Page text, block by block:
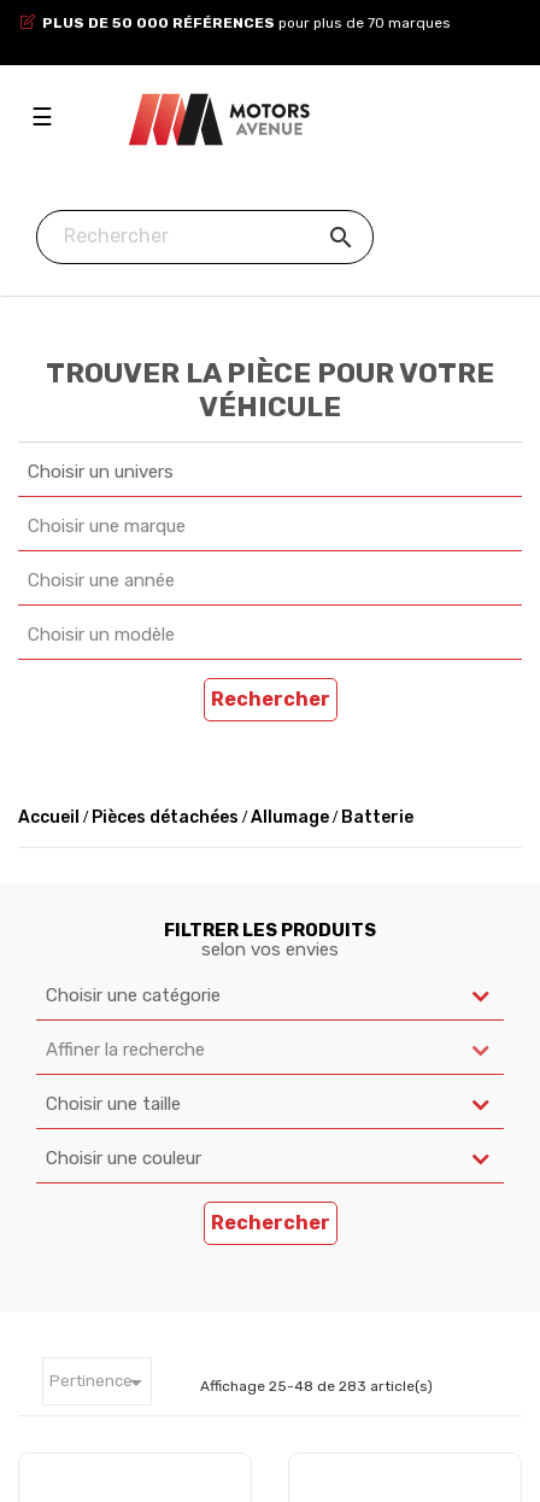
PLUS DE 50 000 RÉFÉRENCES pour plus de 70 marques
Toggle
navigation
☰

TROUVER LA PIÈCE POUR VOTRE
VÉHICULE
Choisir un univers
Choisir une marque
Choisir une année
Choisir un modèle
Rechercher
Accueil Pièces détachées Allumage Batterie
FILTRER LES PRODUITS
selon vos envies
Choisir une catégorie
Affiner la recherche
Choisir une taille
Choisir une couleur
Rechercher
Pertinence Affichage 25-48 de 283 article(s)